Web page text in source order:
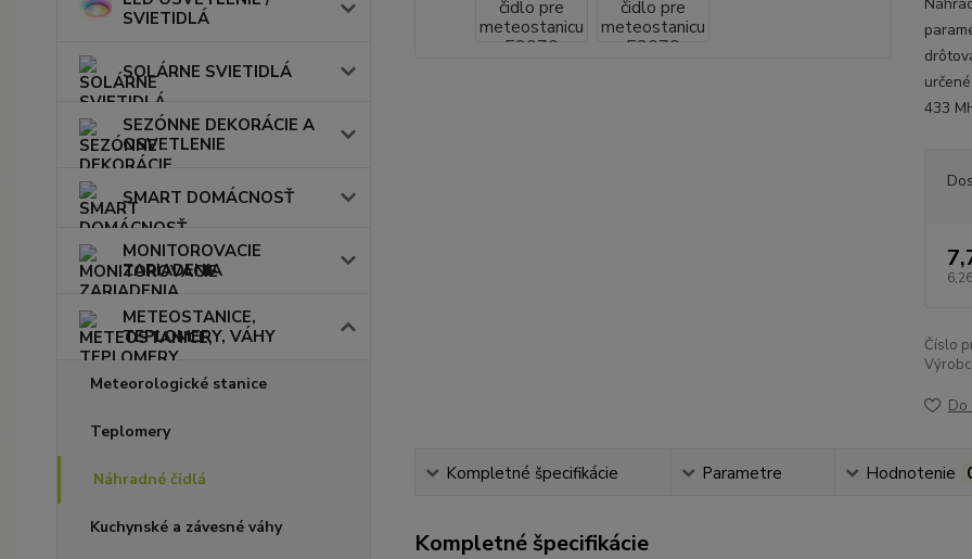
SVIETIDLÁ
SOLÁRNE SVIETIDLÁ
SEZÓNNE DEKORÁCIE A
OSVETLENIE
SMART DOMÁCNOSŤ
MONITOROVACIE
ZARIADENIA
METEOSTANICE,
TEPLOMERY, VÁHY
Meteorologické stanice
Teplomery
Náhradné čidlá
Kuchynské a závesné váhy
433
Číslo
Do
Kompletné špecifikácie Parametre Hodnotenie
Kompletné špecifikácie